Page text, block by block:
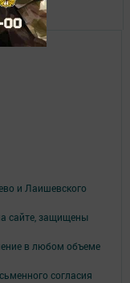
и Лаишевского
сайте, защищены
в любом объеме
согласия